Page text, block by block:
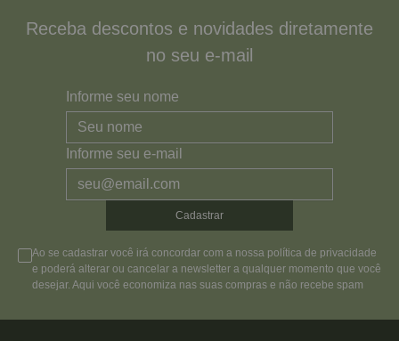
Receba descontos e novidades diretamente
no seu e-mail
Informe seu nome
Informe seu e-mail
Cadastrar
Ao se cadastrar você irá concordar com a nossa política de privacidade
e poderá alterar ou cancelar a newsletter a qualquer momento que você
desejar. Aqui você economiza nas suas compras e não recebe spam